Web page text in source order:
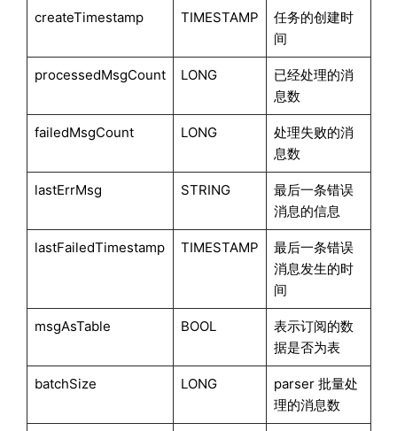
createTimestamp TIMESTAMP
任务的创建时
间
processedMsgCount LONG
已经处理的消
息数
failedMsgCount LONG
处理失败的消
息数
lastErrMsg STRING
最后一条错误
消息的信息
lastFailedTimestamp TIMESTAMP
最后一条错误
消息发生的时
间
msgAsTable BOOL
表示订阅的数
据是否为表
batchSize LONG
parser 批量处
理的消息数